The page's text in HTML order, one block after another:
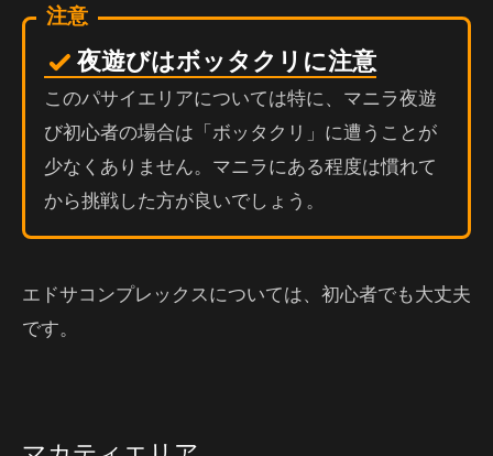
注意
夜遊びはボッタクリに注意
このパサイエリアについては特に、マニラ夜遊
び初心者の場合は「ボッタクリ」に遭うことが
少なくありません。マニラにある程度は慣れて
から挑戦した方が良いでしょう。
エドサコンプレックスについては、初心者でも大丈夫
です。